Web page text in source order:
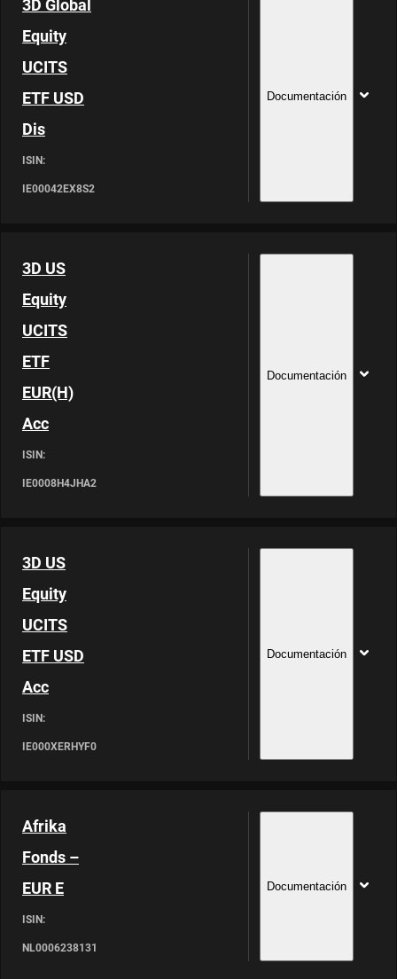
3D Global
Equity
UCITS
ETF USD
Dis
ISIN:
IE00042EX8S2
Documentación
3D US
Equity
UCITS
ETF
EUR(H)
Acc
ISIN:
IE0008H4JHA2
Documentación
3D US
Equity
UCITS
ETF USD
Acc
ISIN:
IE000XERHYF0
Documentación
Afrika
Fonds –
EUR E
ISIN:
NL0006238131
Documentación